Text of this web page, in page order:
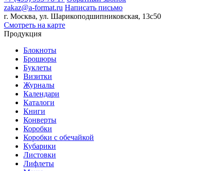
zakaz@a-format.ru Написать письмо
г. Москва, ул. Шарикоподшипниковская, 13с50
Смотреть на карте
Продукция
Блокноты
Брошюры
Буклеты
Визитки
Журналы
Календари
Каталоги
Книги
Конверты
Коробки
Коробки с обечайкой
Кубарики
Листовки
Лифлеты